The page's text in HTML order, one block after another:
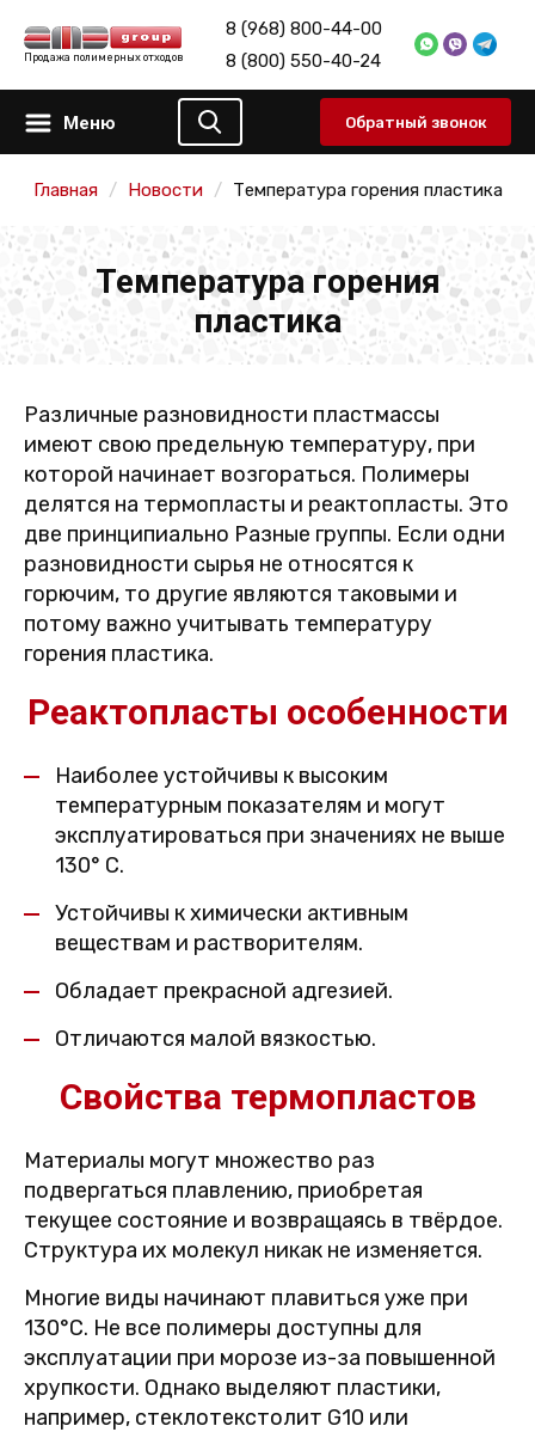
Продажа полимерных отходов
8 (968) 800-44-00
8 (800) 550-40-24
Меню Обратный звонок
Главная Новости Температура горения пластика
Температура горения
пластика
Различные разновидности пластмассы
имеют свою предельную температуру, при
которой начинает возгораться. Полимеры
делятся на термопласты и реактопласты. Это
две принципиально Разные группы. Если одни
разновидности сырья не относятся к
горючим, то другие являются таковыми и
потому важно учитывать температуру
горения пластика.
Реактопласты особенности
Наиболее устойчивы к высоким
температурным показателям и могут
эксплуатироваться при значениях не выше
130° C.
Устойчивы к химически активным
веществам и растворителям.
Обладает прекрасной адгезией.
Отличаются малой вязкостью.
Свойства термопластов
Материалы могут множество раз
подвергаться плавлению, приобретая
текущее состояние и возвращаясь в твёрдое.
Структура их молекул никак не изменяется.
Многие виды начинают плавиться уже при
130°C. Не все полимеры доступны для
эксплуатации при морозе из-за повышенной
хрупкости. Однако выделяют пластики,
например, стеклотекстолит G10 или